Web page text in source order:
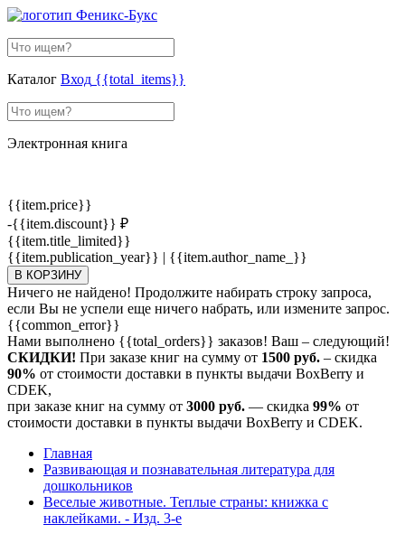
Каталог Вход {{total_items}}
Электронная книга
{{item.price}}
-{{item.discount}} ₽
{{item.title_limited}}
{{item.publication_year}} | {{item.author_name_}}
В КОРЗИНУ
Ничего не найдено! Продолжите набирать строку запроса,
если Вы не успели еще ничего набрать, или измените запрос.
{{common_error}}
Нами выполнено {{total_orders}} заказов! Ваш – следующий!
СКИДКИ! При заказе книг на сумму от 1500 руб. – скидка
90% от стоимости доставки в пункты выдачи BoxBerry и
CDEK,
при заказе книг на сумму от 3000 руб. — скидка 99% от
стоимости доставки в пункты выдачи BoxBerry и CDEK.
Главная
Развивающая и познавательная литература для
дошкольников
Веселые животные. Теплые страны: книжка с
наклейками. - Изд. 3-е